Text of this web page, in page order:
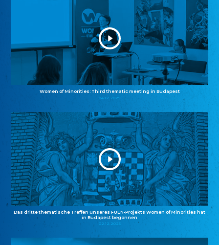
Women of Minorities: Third thematic meeting in Budapest
04.12.2025
Das dritte thematische Treffen unseres FUEN-Projekts Women of Minorities hat
in Budapest begonnen
02.12.2025